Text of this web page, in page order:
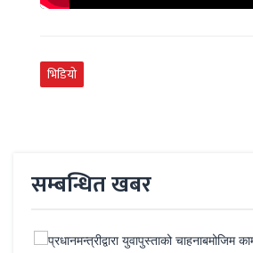
भिडियो
सम्बन्धित खबर